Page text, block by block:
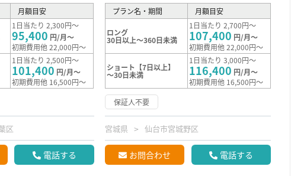
月額目安
1日当たり 2,300円～
95,400 円/月～
初期費用他 22,000円～
1日当たり 2,500円～
101,400 円/月～
初期費用他 16,500円～
区
電話する
プラン名・期間 月額目安
ロング
30日以上～360日未満
1日当たり 2,700円～
107,400 円/月～
初期費用他 22,000円～
ショート【7日以上】
～30日未満
1日当たり 3,000円～
116,400 円/月～
初期費用他 16,500円～
保証人不要
宮城県 仙台市宮城野区
お問合わせ 電話する